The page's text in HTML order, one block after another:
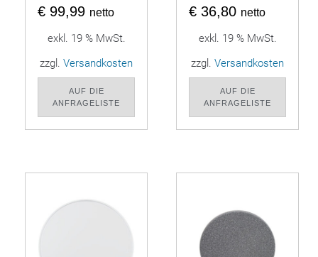
€ 99,99 netto
exkl. 19 % MwSt.
zzgl. Versandkosten
AUF DIE
ANFRAGELISTE
€ 36,80 netto
exkl. 19 % MwSt.
zzgl. Versandkosten
AUF DIE
ANFRAGELISTE